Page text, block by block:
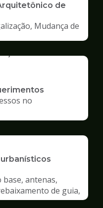
de
Mudança de
no
antenas,
de guia,